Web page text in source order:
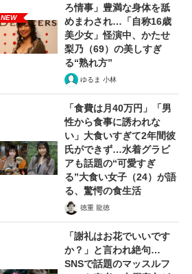
中傷動画」「ネガキャン作戦」週刊
作の全貌、江田憲司引退の裏話、大
ュース5/24~5/30】 「エリート官邸官
の惨敗」【週刊文春・今週の政治ニ
週刊文春が報じた“新証拠”にヤフ
なってしまう」
NEW
ろ情事」豊満な身体を舐
めまわされ…「自称16歳
美少女」怪演中、かたせ
梨乃（69）の美しすぎ
る“熟れ方”
ゆるま 小林
「食費は月40万円」「男
性から食事に誘われな
い」大食いすぎて2年間彼
氏ができず…水着グラビ
アも話題の“可愛すぎ
る”大食い女子（24）が語
る、驚愕の食生活
徳重 龍徳
「謝礼はお花でいいです
か？」と言われ絶句…
SNSで話題のマッスルフ